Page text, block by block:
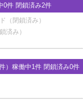
0件 閉鎖済み2件
（閉鎖済み）
済み）
件）稼働中1件 閉鎖済み0件